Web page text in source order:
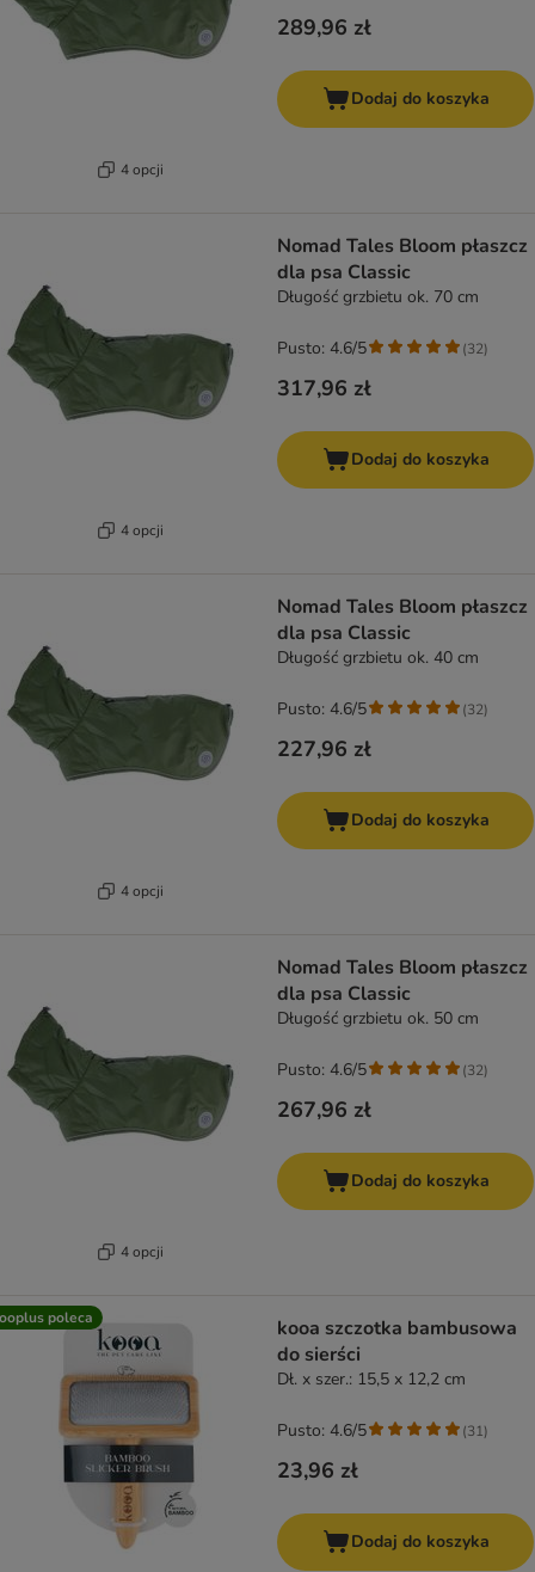
4 opcji
289,96 zł
Dodaj do koszyka
4 opcji
Nomad Tales Bloom płaszcz
dla psa Classic
Długość grzbietu ok. 70 cm
317,96 zł
Pusto: 4.6/5 (32)
Dodaj do koszyka
4 opcji
Nomad Tales Bloom płaszcz
dla psa Classic
Długość grzbietu ok. 40 cm
227,96 zł
Pusto: 4.6/5 (32)
Dodaj do koszyka
4 opcji
Nomad Tales Bloom płaszcz
dla psa Classic
Długość grzbietu ok. 50 cm
267,96 zł
Pusto: 4.6/5 (32)
Dodaj do koszyka
poleca
kooa szczotka bambusowa
do sierści
Dł. x szer.: 15,5 x 12,2 cm
23,96 zł
Pusto: 4.6/5 (31)
Dodaj do koszyka